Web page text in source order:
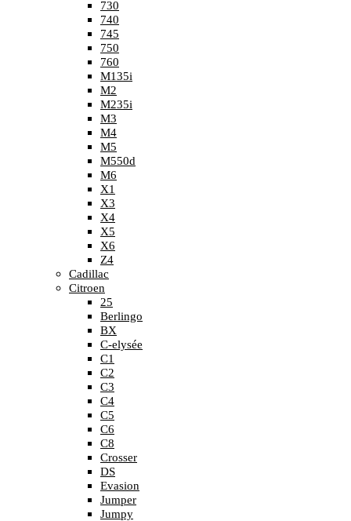
730
740
745
750
760
M135i
M2
M235i
M3
M4
M5
M550d
M6
X1
X3
X4
X5
X6
Z4
Cadillac
Citroen
25
Berlingo
BX
C-elysée
C1
C2
C3
C4
C5
C6
C8
Crosser
DS
Evasion
Jumper
Jumpy